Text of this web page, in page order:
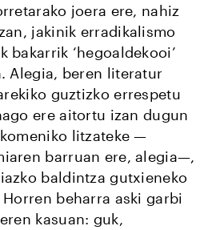
joera ere, nahiz
jakinik erradikalismo
bakarrik ‘hegoaldekooi’
Alegia, beren literatur
guztizko errespetu
ere aitortu izan dugun
litzateke —
barruan ere, alegia—,
baldintza gutxieneko
beharra aski garbi
kasuan: guk,